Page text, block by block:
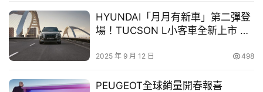
多元移動服務方案 開啟豪華移動新模式
台灣奧迪攜手格上租車，於全台格上汽車服務據點提供多元
1
HYUNDAI「月月有新車」第二彈登
場！TUCSON L小客車全新上市 強
2025 年 9 月 12 日 498
PEUGEOT全球銷量開春報喜